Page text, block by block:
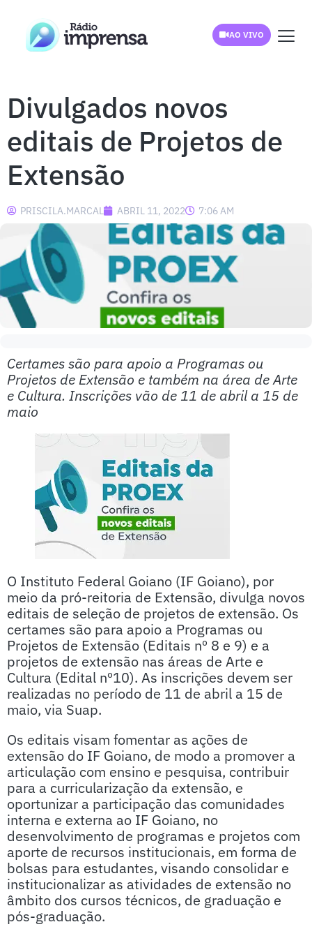
AO VIVO
Divulgados novos
editais de Projetos de
Extensão
PRISCILA.MARCAL ABRIL 11, 2022 7:06 AM
Certames são para apoio a Programas ou
Projetos de Extensão e também na área de Arte
e Cultura. Inscrições vão de 11 de abril a 15 de
maio
O Instituto Federal Goiano (IF Goiano), por
meio da pró-reitoria de Extensão, divulga novos
editais de seleção de projetos de extensão. Os
certames são para apoio a Programas ou
Projetos de Extensão (Editais nº 8 e 9) e a
projetos de extensão nas áreas de Arte e
Cultura (Edital nº10). As inscrições devem ser
realizadas no período de 11 de abril a 15 de
maio, via Suap.
Os editais visam fomentar as ações de
extensão do IF Goiano, de modo a promover a
articulação com ensino e pesquisa, contribuir
para a curricularização da extensão, e
oportunizar a participação das comunidades
interna e externa ao IF Goiano, no
desenvolvimento de programas e projetos com
aporte de recursos institucionais, em forma de
bolsas para estudantes, visando consolidar e
institucionalizar as atividades de extensão no
âmbito dos cursos técnicos, de graduação e
pós-graduação.